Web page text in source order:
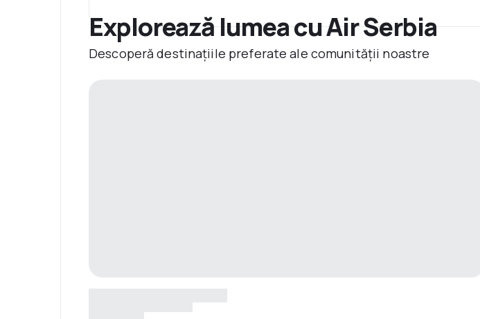
Explorează lumea cu Air Serbia
Descoperă destinațiile preferate ale comunității noastre